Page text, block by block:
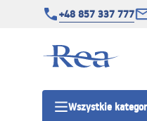
+48 857 337 777
Wszystkie